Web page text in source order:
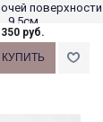
поверхности
9,5см
350 руб.